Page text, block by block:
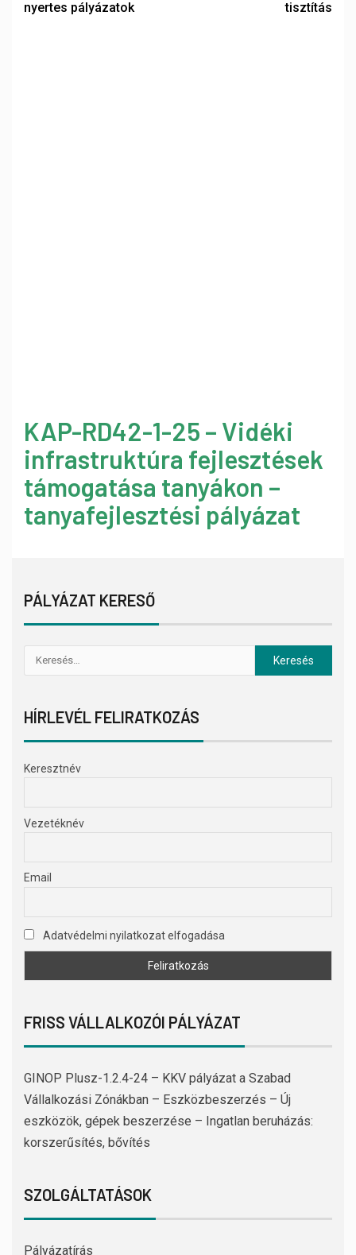
nyertes pályázatok tisztítás
KAP-RD42-1-25 – Vidéki
infrastruktúra fejlesztések
támogatása tanyákon –
tanyafejlesztési pályázat
PÁLYÁZAT KERESŐ
HÍRLEVÉL FELIRATKOZÁS
Keresztnév
Vezetéknév
Email
Adatvédelmi nyilatkozat elfogadása
FRISS VÁLLALKOZÓI PÁLYÁZAT
GINOP Plusz-1.2.4-24 – KKV pályázat a Szabad
Vállalkozási Zónákban – Eszközbeszerzés – Új
eszközök, gépek beszerzése – Ingatlan beruházás:
korszerűsítés, bővítés
SZOLGÁLTATÁSOK
Pályázatírás